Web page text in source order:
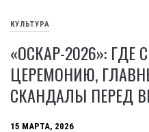
КУЛЬТУРА
«ОСКАР-2026»: ГДЕ
ЦЕРЕМОНИЮ,
СКАНДАЛЫ ПЕРЕД
15 МАРТА, 2026